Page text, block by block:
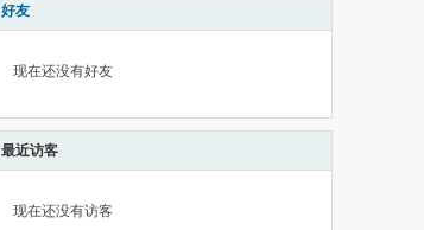
好友
现在还没有好友
最近访客
现在还没有访客